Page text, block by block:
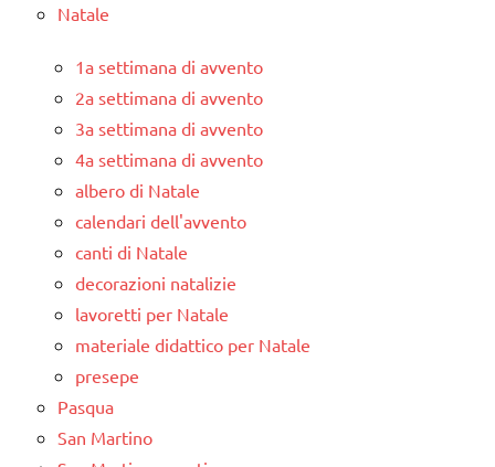
Natale
1a settimana di avvento
2a settimana di avvento
3a settimana di avvento
4a settimana di avvento
albero di Natale
calendari dell'avvento
canti di Natale
decorazioni natalizie
lavoretti per Natale
materiale didattico per Natale
presepe
Pasqua
San Martino